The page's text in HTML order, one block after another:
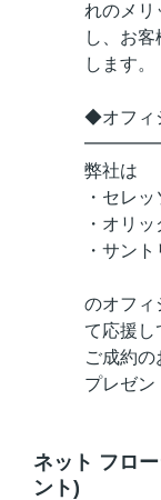
れのメリ
し、お
します。
◆オフィ
弊社は
・セレ
・オリ
・サン
のオフィ
て応援し
ご成約
プレゼン
ネット フロ
ント)